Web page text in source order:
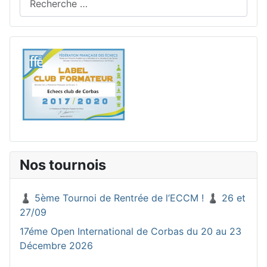
Nos tournois
♟️ 5ème Tournoi de Rentrée de l’ECCM ! ♟️ 26 et
27/09
17éme Open International de Corbas du 20 au 23
Décembre 2026